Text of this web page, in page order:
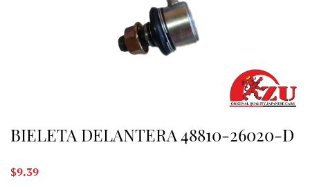
BIELETA DELANTERA 48810-26020-D
$9.39